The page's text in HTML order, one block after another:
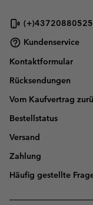
(+)43720880525
Kundenservice
Kontaktformular
Rücksendungen
Vom Kaufvertrag
Bestellstatus
Versand
Zahlung
Häufig gestellte